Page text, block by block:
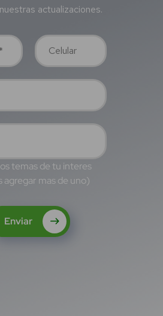
actualizaciones.
temas de tu interes
agregar mas de uno)
Enviar